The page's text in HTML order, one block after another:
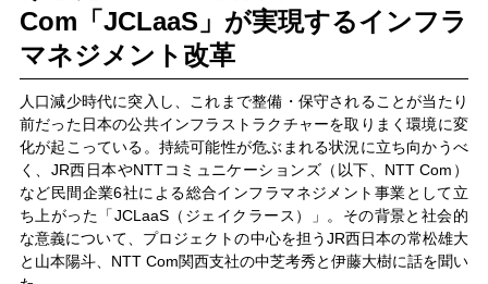
Com「JCLaaS」が実現するインフラ
マネジメント改革
人口減少時代に突入し、これまで整備・保守されることが当たり
前だった日本の公共インフラストラクチャーを取りまく環境に変
化が起こっている。持続可能性が危ぶまれる状況に立ち向かうべ
く、JR西日本やNTTコミュニケーションズ（以下、NTT Com）
など民間企業6社による総合インフラマネジメント事業として立
ち上がった「JCLaaS（ジェイクラース）」。その背景と社会的
な意義について、プロジェクトの中心を担うJR西日本の常松雄大
と山本陽斗、NTT Com関西支社の中芝考秀と伊藤大樹に話を聞い